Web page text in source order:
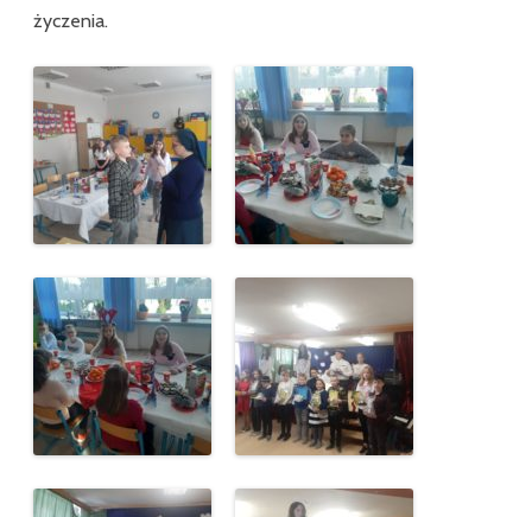
życzenia.